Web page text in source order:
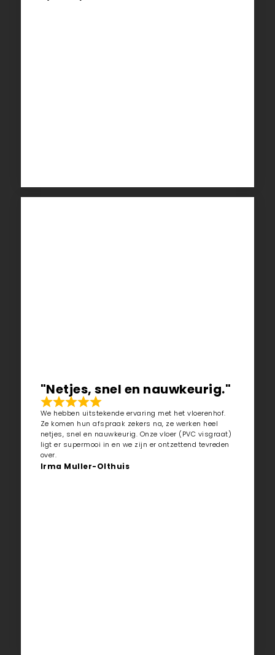
"Netjes, snel en nauwkeurig."
We hebben uitstekende ervaring met het vloerenhof.
Ze komen hun afspraak zekers na, ze werken heel
netjes, snel en nauwkeurig. Onze vloer (PVC visgraat)
ligt er supermooi in en we zijn er ontzettend tevreden
over.
Irma Muller-Olthuis